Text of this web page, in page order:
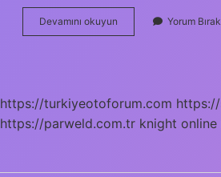
Devamını okuyun
Antlaşması
Yorum Bırak
https://turkiyeotoforum.com
https://parweld.com.tr knight online